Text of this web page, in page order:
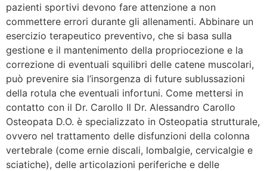
pazienti sportivi devono fare attenzione a non
commettere errori durante gli allenamenti. Abbinare un
esercizio terapeutico preventivo, che si basa sulla
gestione e il mantenimento della propriocezione e la
correzione di eventuali squilibri delle catene muscolari,
può prevenire sia l’insorgenza di future sublussazioni
della rotula che eventuali infortuni. Come mettersi in
contatto con il Dr. Carollo Il Dr. Alessandro Carollo
Osteopata D.O. è specializzato in Osteopatia strutturale,
ovvero nel trattamento delle disfunzioni della colonna
vertebrale (come ernie discali, lombalgie, cervicalgie e
sciatiche), delle articolazioni periferiche e delle